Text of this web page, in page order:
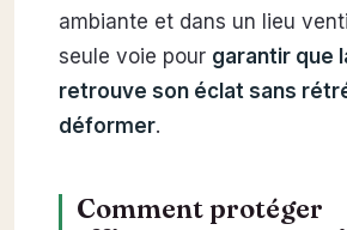
ambiante et dans un lieu
seule voie pour garantir que
retrouve son éclat sans
déformer.
Comment protéger